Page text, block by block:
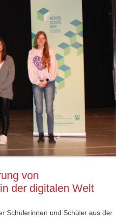
von
der digitalen Welt
Schülerinnen und Schüler aus der